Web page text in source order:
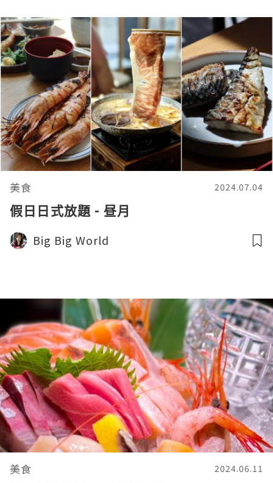
美食 2024.07.04
假日日式放題 - 昼月
Big Big World
美食 2024.06.11